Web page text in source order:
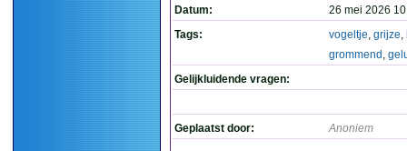
Datum:
26 mei 2026
Tags:
vogeltje, grijze,
grommend ,
Gelijkluidende vragen:
Geplaatst door: Anoniem